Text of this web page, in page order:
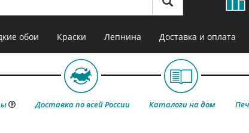
обои Краски Лепнина Доставка и оплата
Доставка по всей России Каталоги на дом